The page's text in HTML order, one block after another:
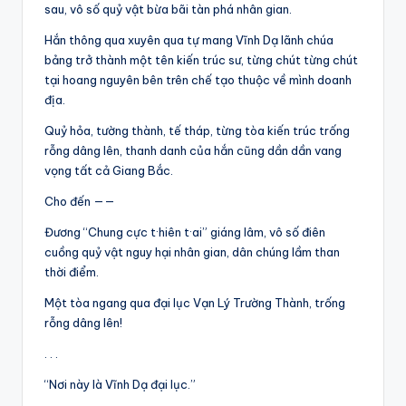
sau, vô số quỷ vật bừa bãi tàn phá nhân gian.
Hắn thông qua xuyên qua tự mang Vĩnh Dạ lãnh chúa
bảng trở thành một tên kiến trúc sư, từng chút từng chút
tại hoang nguyên bên trên chế tạo thuộc về mình doanh
địa.
Quỷ hỏa, tường thành, tế tháp, từng tòa kiến trúc trống
rỗng dâng lên, thanh danh của hắn cũng dần dần vang
vọng tất cả Giang Bắc.
Cho đến ——
Đương “Chung cực t·hiên t·ai” giáng lâm, vô số điên
cuồng quỷ vật nguy hại nhân gian, dân chúng lầm than
thời điểm.
Một tòa ngang qua đại lục Vạn Lý Trường Thành, trống
rỗng dâng lên!
“Nơi này là Vĩnh Dạ đại lục.”